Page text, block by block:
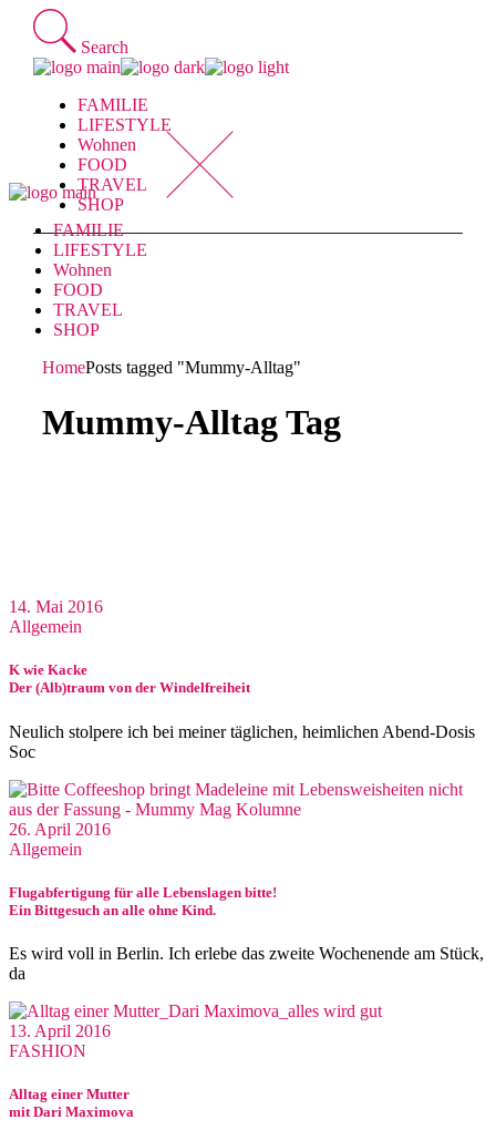
Skip
content
Search
FAMILIE
LIFESTYLE
Wohnen
FOOD
TRAVEL
SHOP
FAMILIE
LIFESTYLE
Wohnen
FOOD
TRAVEL
SHOP
HomePosts tagged "Mummy-Alltag"
Mummy-Alltag Tag
14. Mai 2016
Allgemein
K wie Kacke
Der (Alb)traum von der Windelfreiheit
Neulich stolpere ich bei meiner täglichen, heimlichen Abend-Dosis
Soc
26. April 2016
Allgemein
Flugabfertigung für alle Lebenslagen bitte!
Ein Bittgesuch an alle ohne Kind.
Es wird voll in Berlin. Ich erlebe das zweite Wochenende am Stück,
da
13. April 2016
FASHION
Alltag einer Mutter
mit Dari Maximova